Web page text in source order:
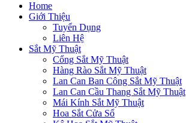
Home
Giới Thiệu
Tuyển Dụng
Liên Hệ
Sắt Mỹ Thuật
Cổng Sắt Mỹ Thuật
Hàng Rào Sắt Mỹ Thuật
Lan Can Ban Công Sắt Mỹ Thuật
Lan Can Cầu Thang Sắt Mỹ Thuật
Mái Kính Sắt Mỹ Thuật
Hoa Sắt Cửa Sổ